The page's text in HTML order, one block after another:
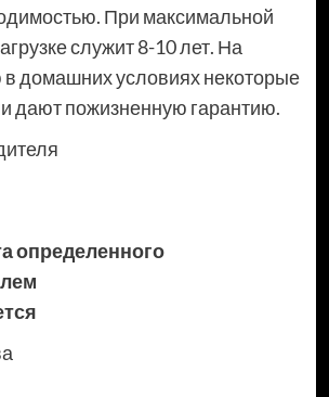
При максимальной
служит 8-10 лет. На
в домашних условиях некоторые
дают пожизненную гарантию.
определенного